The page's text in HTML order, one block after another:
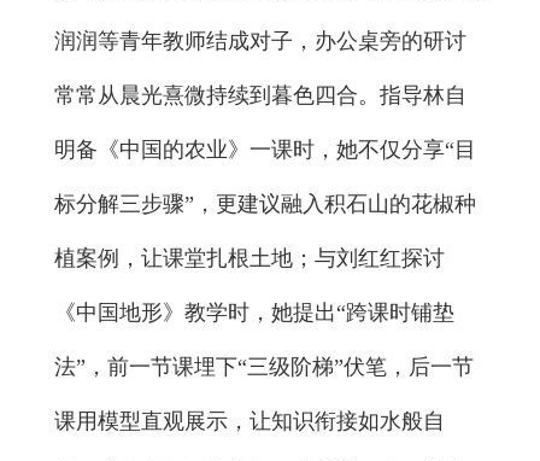
润润等青年教师结成对子，办公桌旁的研讨
常常从晨光熹微持续到暮色四合。指导林自
明备《中国的农业》一课时，她不仅分享“目
标分解三步骤”，更建议融入积石山的花椒种
植案例，让课堂扎根土地；与刘红红探讨
《中国地形》教学时，她提出“跨课时铺垫
法”，前一节课埋下“三级阶梯”伏笔，后一节
课用模型直观展示，让知识衔接如水般自